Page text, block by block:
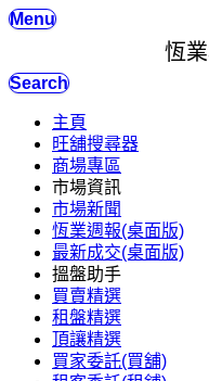
Menu
恆
Search
主頁
旺舖搜尋器
商場專區
市場資訊
市場新聞
恆業週報(桌面版)
最新成交(桌面版)
搵盤助手
買賣精選
租盤精選
頂讓精選
買家委託(買舖)